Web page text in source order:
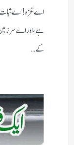
اے غزہ! اے ثبات
ہے، اور اے
کے…